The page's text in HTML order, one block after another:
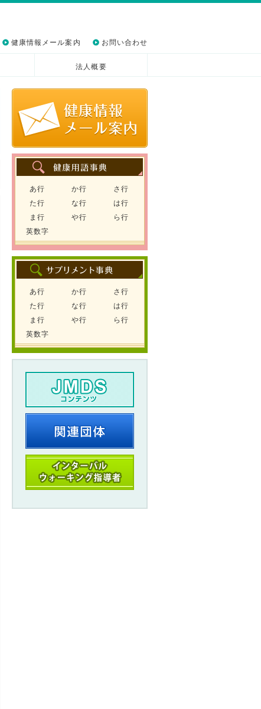
健康情報メール案内 お問い合わせ
法人概要
あ行 か行
さ行
た行
な行
は行
ま行
や行
ら行
英数字
あ行 か行
さ行
た行
な行
は行
ま行
や行
ら行
英数字